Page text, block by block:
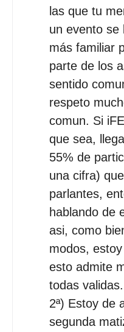
las que tu
un evento se
más familiar
parte de los
sentido
respeto
comun. Si
que sea,
55% de
una cifra)
parlantes,
hablando de
asi, como
modos,
esto admite
todas validas.
2ª) Estoy de
segunda